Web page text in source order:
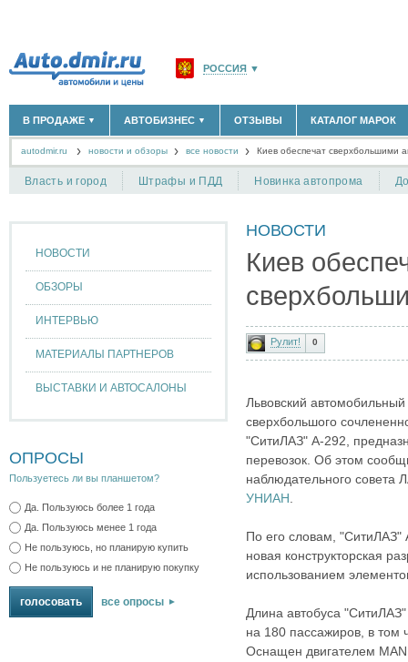
РОССИЯ ▼
САНКТ-ПЕТЕРБУРГ И ОБЛАСТЬ(14298)
КРАСНОДАРСКИЙ КРАЙ (5619)
КРЫМ РЕСПУБЛИКА(412)
В ПРОДАЖЕ ▼
НОВЫЕ АВТОМОБИЛИ(30122)
АВТОМОБИЛИ С ПРОБЕГОМ
АВТОБИЗНЕС ▼
ОФИЦИАЛЬНЫЕ ДИЛЕРЫ(1347)
ТАКСИ(278)
+ ДОБАВИТЬ КОМПАНИЮ
ОТЗЫВЫ КАТАЛОГ МАРОК
autodmir.ru новости и обзоры все новости Киев обеспечат сверхбольшими
Власть и город Штрафы и ПДД Новинка автопрома
НОВОСТИ
ОБЗОРЫ
ИНТЕРВЬЮ
МАТЕРИАЛЫ ПАРТНЕРОВ
ВЫСТАВКИ И АВТОСАЛОНЫ
ОПРОСЫ
Пользуетесь ли вы планшетом?
Да. Пользуюсь более 1 года
Да. Пользуюсь менее 1 года
Не пользуюсь, но планирую купить
Не пользуюсь и не планирую покупку
все опросы
НОВОСТИ
Киев
Рулит! 0
Львовский
сверхбольшого
"СитиЛАЗ" А-292,
перевозок. Об этом
наблюдательного совета
УНИАН
По его словам, "СитиЛАЗ"
новая конструкторская
использованием
Длина автобуса
на 180 пассажиров, в том
Оснащен двигателем